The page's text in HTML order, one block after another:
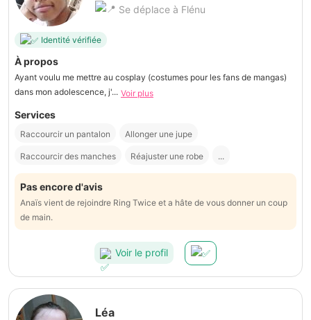
Se déplace à Flénu
Identité vérifiée
À propos
Ayant voulu me mettre au cosplay (costumes pour les fans de mangas)
dans mon adolescence, j'... Voir plus
Services
Raccourcir un pantalon Allonger une jupe
Raccourcir des manches Réajuster une robe ...
Pas encore d'avis
Anaïs vient de rejoindre Ring Twice et a hâte de vous donner un coup
de main.
Voir le profil
Léa